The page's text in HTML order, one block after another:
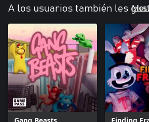
A los usuarios también les